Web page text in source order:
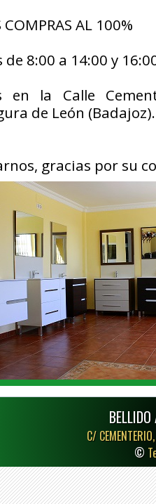
AL 100%
8:00 a 14:00 y
en la Calle
de León (Badajoz).
gracias por su
C/
©